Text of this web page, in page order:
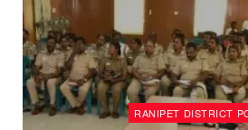
RANIPET DISTRICT